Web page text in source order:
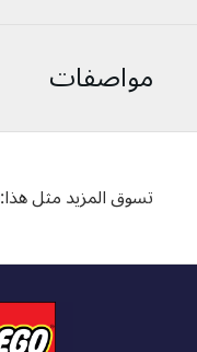
مواصفات
تسوق المزيد مثل هذا: